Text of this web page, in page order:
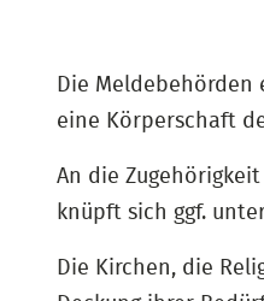
Die Meldebehörden
eine Körperschaft
An die
knüpft sich ggf.
Die Kirchen, die